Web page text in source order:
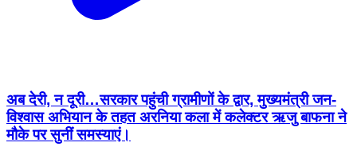
अब देरी, न दूरी…सरकार पहुंची ग्रामीणों के द्वार, मुख्यमंत्री जन-
विश्वास अभियान के तहत अरनिया कला में कलेक्टर ऋजु बाफना ने
मौके पर सुनीं समस्याएं।